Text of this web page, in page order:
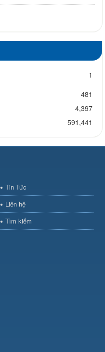
1
481
4,397
591,441
Tin Tức
Liên hệ
Tìm kiếm